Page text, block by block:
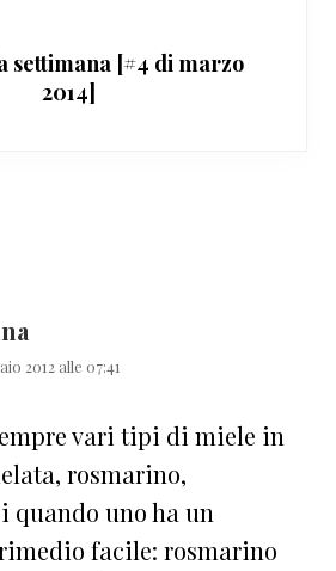
settimana [#4 di marzo
2014]
2012 alle 07:41
vari tipi di miele in
rosmarino,
quando uno ha un
facile: rosmarino